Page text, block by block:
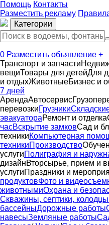
Помощь Контакты
Разместить рекламу
Категории
0 Разместить объявление +
Транспорт и запчасти
вещиТовары для детейДля
и отдыхЖивотныеБизнес и
7 дней
АрендаАвтосервиc
перевозкиГрузчики
эвакуатораРемонт и отделка
часВскрытие замковСад и
техникиКомпьютерная
техникиПроизводство
услугиПолиграфия и
дизайнВторсырье, прием и
услугиПраздники и
продуктовФото и
животнымиОхрана и
Скважины, септики, колодцы
бассейныДорожные работы
навесыЗемляные работы